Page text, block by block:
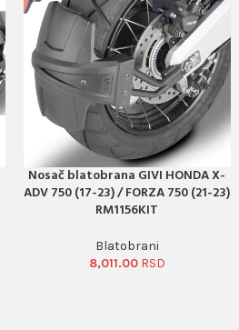
PORUČI ODMAH
Nosač blatobrana GIVI HONDA X-
ADV 750 (17-23) / FORZA 750 (21-23)
RM1156KIT
Blatobrani
8,011.00